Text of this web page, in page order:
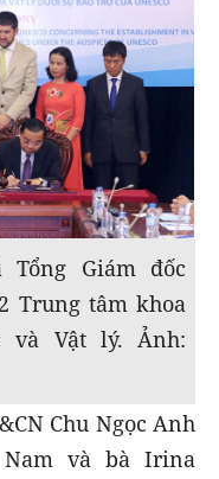
Tổng Giám đốc
Trung tâm khoa
và Vật lý. Ảnh:
Chu Ngọc Anh
và bà Irina